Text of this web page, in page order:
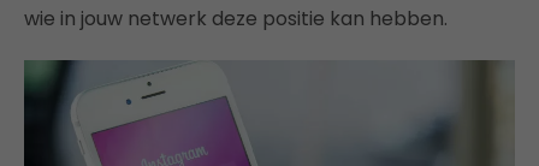
wie in jouw netwerk deze positie kan hebben.